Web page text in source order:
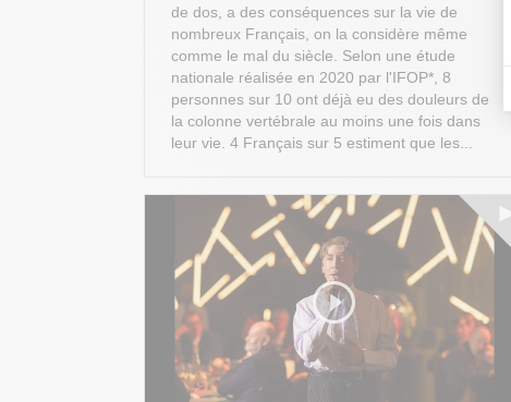
de dos, a des conséquences sur la vie de
nombreux Français, on la considère même
comme le mal du siècle. Selon une étude
nationale réalisée en 2020 par l'IFOP*, 8
personnes sur 10 ont déjà eu des douleurs de
la colonne vertébrale au moins une fois dans
leur vie. 4 Français sur 5 estiment que les...